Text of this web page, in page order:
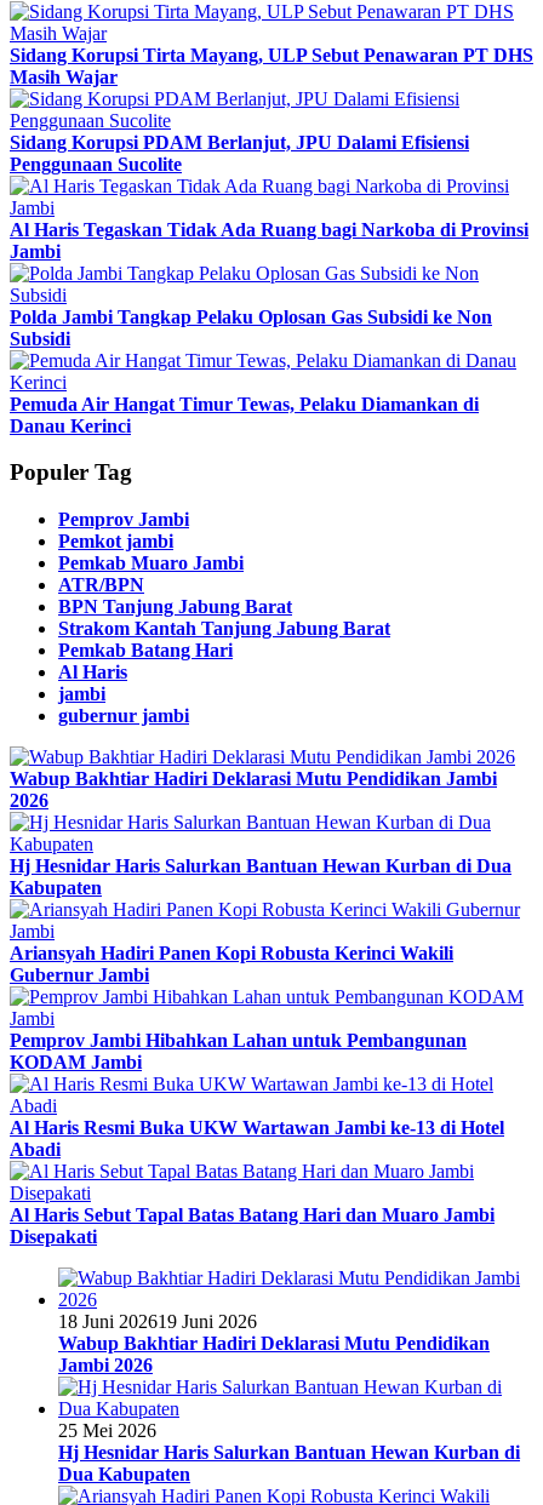
Sidang Korupsi Tirta Mayang, ULP Sebut Penawaran PT DHS
Masih Wajar
Sidang Korupsi PDAM Berlanjut, JPU Dalami Efisiensi
Penggunaan Sucolite
Al Haris Tegaskan Tidak Ada Ruang bagi Narkoba di Provinsi
Jambi
Polda Jambi Tangkap Pelaku Oplosan Gas Subsidi ke Non
Subsidi
Pemuda Air Hangat Timur Tewas, Pelaku Diamankan di
Danau Kerinci
Populer Tag
Pemprov Jambi
Pemkot jambi
Pemkab Muaro Jambi
ATR/BPN
BPN Tanjung Jabung Barat
Strakom Kantah Tanjung Jabung Barat
Pemkab Batang Hari
Al Haris
jambi
gubernur jambi
Wabup Bakhtiar Hadiri Deklarasi Mutu Pendidikan Jambi
2026
Hj Hesnidar Haris Salurkan Bantuan Hewan Kurban di Dua
Kabupaten
Ariansyah Hadiri Panen Kopi Robusta Kerinci Wakili
Gubernur Jambi
Pemprov Jambi Hibahkan Lahan untuk Pembangunan
KODAM Jambi
Al Haris Resmi Buka UKW Wartawan Jambi ke-13 di Hotel
Abadi
Al Haris Sebut Tapal Batas Batang Hari dan Muaro Jambi
Disepakati
18 Juni 202619 Juni 2026
Wabup Bakhtiar Hadiri Deklarasi Mutu Pendidikan
Jambi 2026
25 Mei 2026
Hj Hesnidar Haris Salurkan Bantuan Hewan Kurban di
Dua Kabupaten